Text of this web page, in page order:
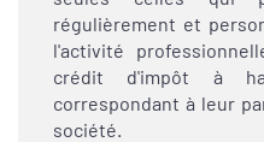
régulièrement et
l'activité
crédit d'impôt à
correspondant à leur
société.